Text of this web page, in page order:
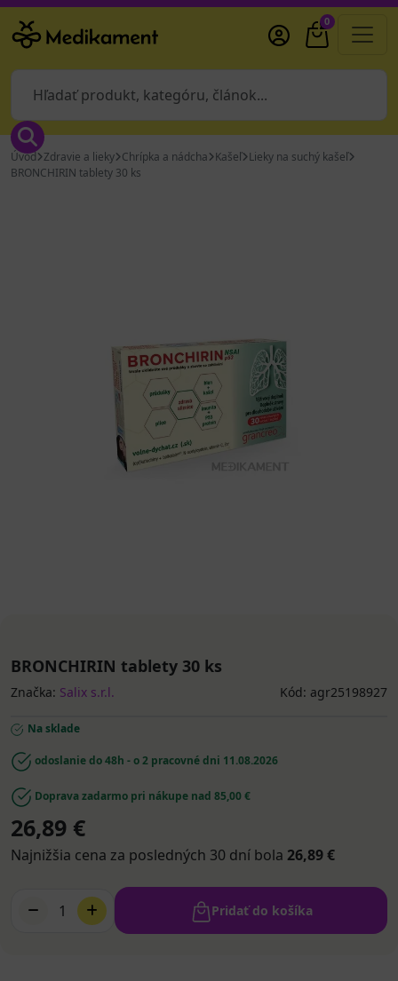
0
Úvod Zdravie a lieky Chrípka a nádcha Kašeľ Lieky na suchý kašeľ
BRONCHIRIN tablety 30 ks
BRONCHIRIN tablety 30 ks
Značka: Salix s.r.l. Kód: agr25198927
Na sklade
odoslanie do 48h - o 2 pracovné dni 11.08.2026
Doprava zadarmo pri nákupe nad 85,00 €
26,89 €
Najnižšia cena za posledných 30 dní bola 26,89 €
1 Pridať do košíka